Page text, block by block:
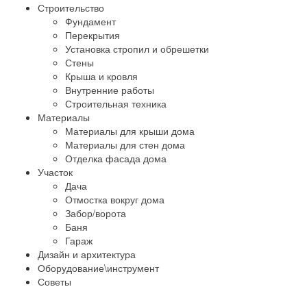
Строительство
Фундамент
Перекрытия
Установка стропил и обрешетки
Стены
Крыша и кровля
Внутренние работы
Строительная техника
Материалы
Материалы для крыши дома
Материалы для стен дома
Отделка фасада дома
Участок
Дача
Отмостка вокруг дома
Забор/ворота
Баня
Гараж
Дизайн и архитектура
Оборудование\инструмент
Советы